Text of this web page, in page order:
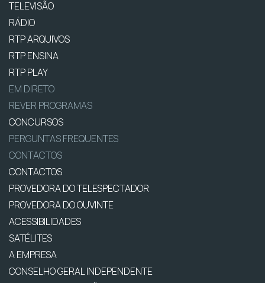
TELEVISÃO
RÁDIO
RTP ARQUIVOS
RTP ENSINA
RTP PLAY
EM DIRETO
REVER PROGRAMAS
CONCURSOS
PERGUNTAS FREQUENTES
CONTACTOS
CONTACTOS
PROVEDORA DO TELESPECTADOR
PROVEDORA DO OUVINTE
ACESSIBILIDADES
SATÉLITES
A EMPRESA
CONSELHO GERAL INDEPENDENTE